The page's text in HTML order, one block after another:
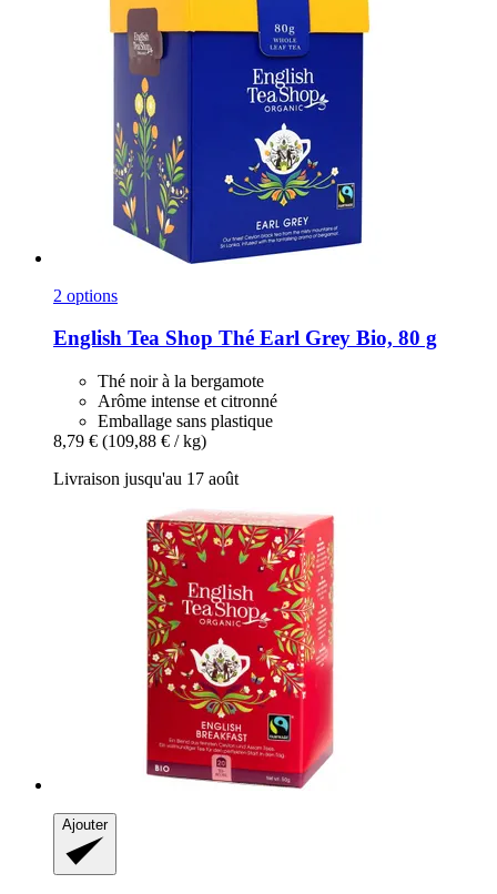
2 options
English Tea Shop Thé Earl Grey Bio, 80 g
Thé noir à la bergamote
Arôme intense et citronné
Emballage sans plastique
8,79 € (109,88 € / kg)
Livraison jusqu'au 17 août
Ajouter